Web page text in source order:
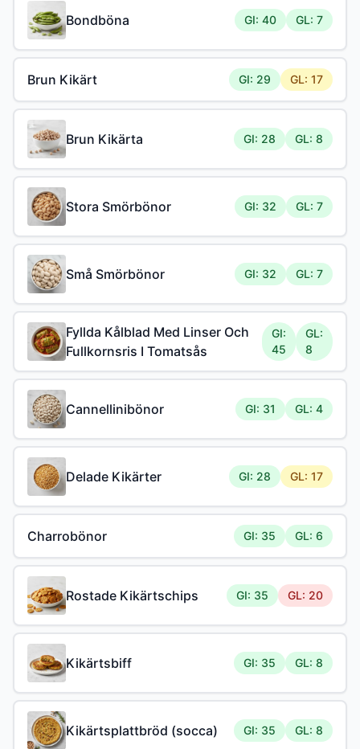
Bondböna GI: 40 GL: 7
Brun Kikärt GI: 29 GL: 17
Brun Kikärta GI: 28 GL: 8
Stora Smörbönor GI: 32 GL: 7
Små Smörbönor GI: 32 GL: 7
Fyllda Kålblad Med Linser Och
Fullkornsris I Tomatsås
GI:
45
GL:
8
Cannellinibönor GI: 31 GL: 4
Delade Kikärter GI: 28 GL: 17
Charrobönor GI: 35 GL: 6
Rostade Kikärtschips GI: 35 GL: 20
Kikärtsbiff GI: 35 GL: 8
Kikärtsplattbröd (socca) GI: 35 GL: 8